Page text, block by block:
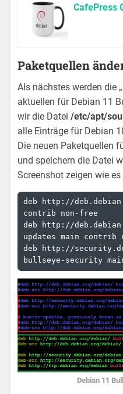
Paketquellen
Als nächstes werden die
aktuellen für Debian 11
wir die Datei/etc/apt/
alle Einträge für Debian
Die neuen Paketquellen
und speichern die Datei
Screenshot zeigen wie
deb http://
contrib non-free
deb http://
updates main contrib
deb http://
Debian 11